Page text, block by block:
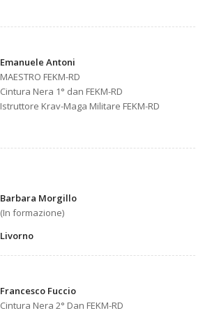
Emanuele Antoni
MAESTRO FEKM-RD
Cintura Nera 1° dan FEKM-RD
Istruttore Krav-Maga Militare FEKM-RD
Barbara Morgillo
(In formazione)
Livorno
Francesco Fuccio
Cintura Nera 2° Dan FEKM-RD